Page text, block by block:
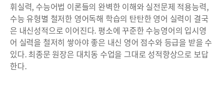
휘실력, 수능어법 이론들의 완벽한 이해와 실전문제 적용능력,
수능 유형별 철저한 영어독해 학습의 탄탄한 영어 실력이 결국
은 내신성적으로 이어진다. 평소에 꾸준한 수능영어의 입시영
어 실력을 철저히 쌓아야 좋은 내신 영어 점수와 등급을 받을 수
있다. 최종문 원장은 대치동 수업을 그대로 성적향상으로 보답
한다.